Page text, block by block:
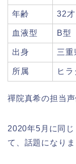
年齢 32才
血液型 B型
出身 三重
所属 ヒ
禪院真希の担当
2020年5月に同
て、話題になりま